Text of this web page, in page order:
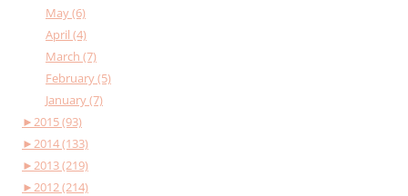
May (6)
April (4)
March (7)
February (5)
January (7)
►2015 (93)
►2014 (133)
►2013 (219)
►2012 (214)